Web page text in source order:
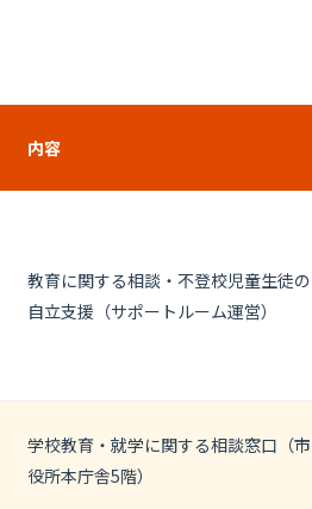
内容
教育に関する相談・不登校児童生徒の
自立支援（サポートルーム運営）
学校教育・就学に関する相談窓口（市
役所本庁舎5階）